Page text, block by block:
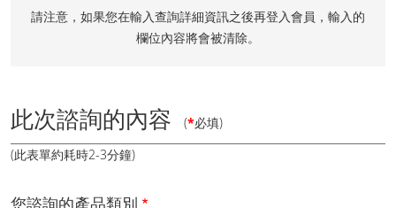
e
n
請注意，如果您在輸入查詢詳細資訊之後再登入會員，輸入的
欄位內容將會被清除。
此次諮詢的內容 (*必填)
(此表單約耗時2-3分鐘)
您諮詢的產品類別